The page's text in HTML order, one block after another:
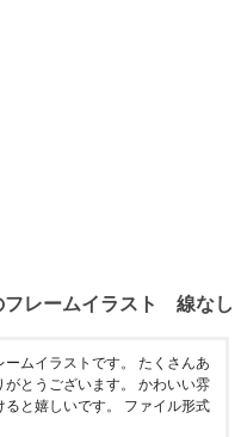
レームイラスト 線なし
ムイラストです。 たくさんあ
とうございます。 かわいい雰
と嬉しいです。 ファイル形式